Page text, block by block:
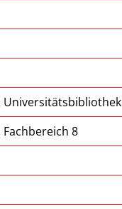
Universitätsbibliothek
8